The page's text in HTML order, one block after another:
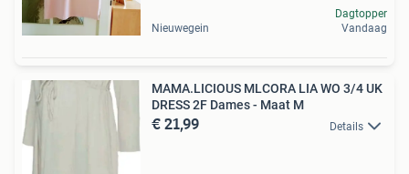
Nieuwegein
Dagtopper
Vandaag
MAMA.LICIOUS MLCORA LIA WO 3/4 UK
DRESS 2F Dames - Maat M
€ 21,99 Details